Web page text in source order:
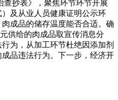
抄表》，聚焦环节环节开展
及从业人员健康证明公示环
成品的储存温度能否合适。确
供给的肉成品取宣传消息分
为，从加工环节杜绝因添加剂
品违法行为。下一步，经济开